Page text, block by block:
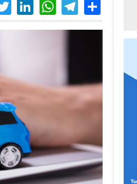
TwitterLinkedIn
WhatsApp
Telegram
Share